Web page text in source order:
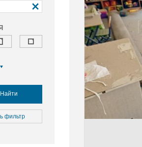
и отдых
Найти
фильтр